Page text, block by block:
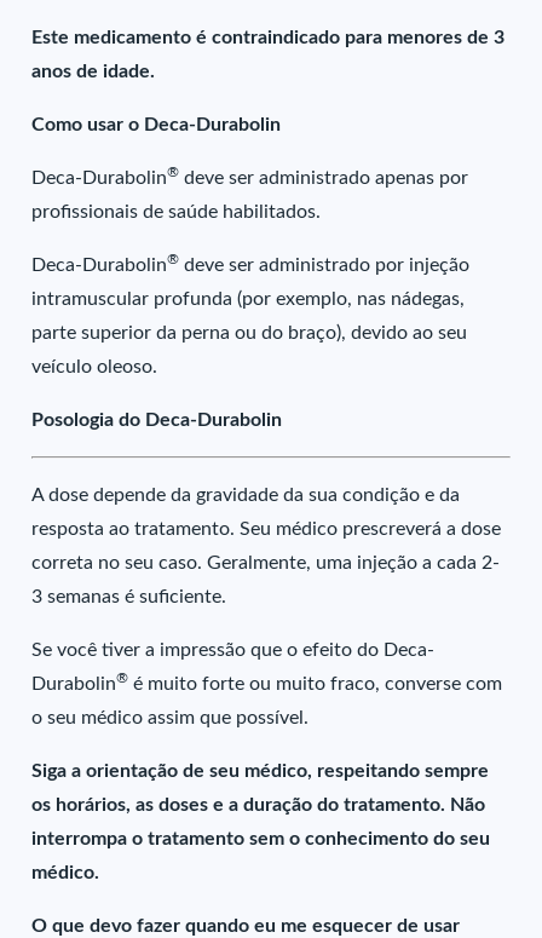
Este medicamento é contraindicado para menores de 3
anos de idade.
Como usar o Deca-Durabolin
Deca-Durabolin® deve ser administrado apenas por
profissionais de saúde habilitados.
Deca-Durabolin® deve ser administrado por injeção
intramuscular profunda (por exemplo, nas nádegas,
parte superior da perna ou do braço), devido ao seu
veículo oleoso.
Posologia do Deca-Durabolin
A dose depende da gravidade da sua condição e da
resposta ao tratamento. Seu médico prescreverá a dose
correta no seu caso. Geralmente, uma injeção a cada 2-
3 semanas é suficiente.
Se você tiver a impressão que o efeito do Deca-
Durabolin® é muito forte ou muito fraco, converse com
o seu médico assim que possível.
Siga a orientação de seu médico, respeitando sempre
os horários, as doses e a duração do tratamento. Não
interrompa o tratamento sem o conhecimento do seu
médico.
O que devo fazer quando eu me esquecer de usar